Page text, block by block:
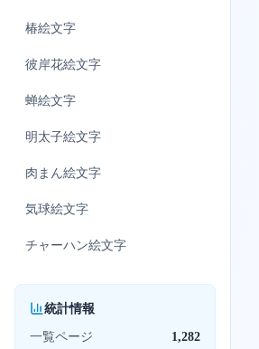
椿絵文字
彼岸花絵文字
蝉絵文字
明太子絵文字
肉まん絵文字
気球絵文字
チャーハン絵文字
統計情報
一覧ページ
1,282